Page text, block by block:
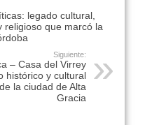
legado cultural,
religioso que marcó la
Siguiente:
– Casa del Virrey
histórico y cultural
la ciudad de Alta
Gracia